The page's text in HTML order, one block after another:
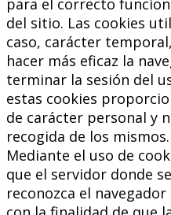
para el correcto
del sitio. Las cookies
caso, carácter
hacer más eficaz la
terminar la sesión del
estas cookies
de carácter personal y
recogida de los mismos.
Mediante el uso de
que el servidor donde
reconozca el